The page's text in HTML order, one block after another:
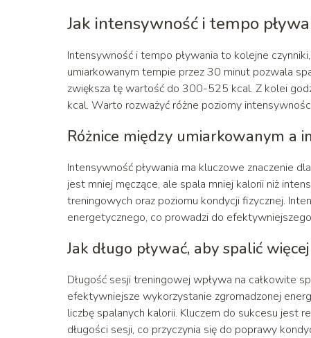
Jak intensywność i tempo
Intensywność i tempo pływania to kolejne
umiarkowanym tempie przez 30 minut pozwala
zwiększa tę wartość do 300-525 kcal. Z kolei
kcal. Warto rozważyć różne poziomy
Różnice między umiarkowanym a
Intensywność pływania ma kluczowe znaczenie
jest mniej męczące, ale spala mniej kalorii niż
treningowych oraz poziomu kondycji fizycznej.
energetycznego, co prowadzi do
Jak długo pływać, aby spalić
Długość sesji treningowej wpływa na całkowite
efektywniejsze wykorzystanie zgromadzonej
liczbę spalanych kalorii. Kluczem do sukcesu jest
długości sesji, co przyczynia się do poprawy